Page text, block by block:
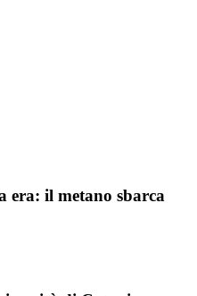
era: il metano sbarca